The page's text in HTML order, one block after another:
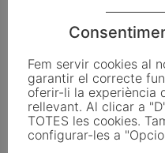
El Pla de
catalans
FER UN COMENTARI
Fem servir cookies al
garantir el correcte
oferir-li la experiència
rellevant. Al clicar a
TOTES les cookies.
configurar-les a